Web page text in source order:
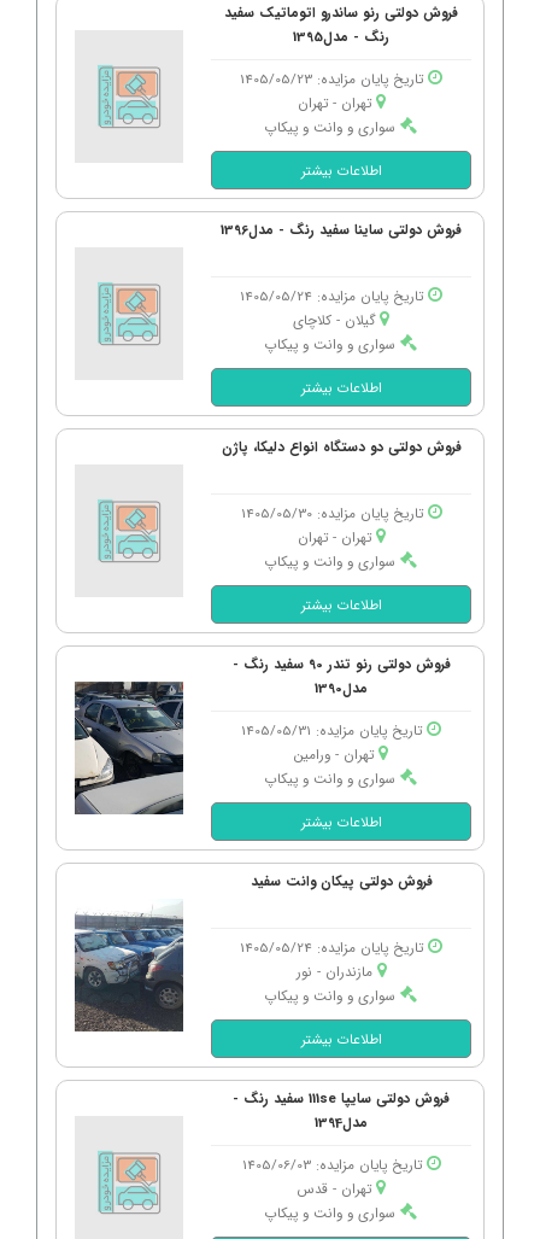
فروش دولتی رنو ساندرو اتوماتیک سفید
رنگ - مدل1395
تاریخ پایان مزایده: 1405/05/23
تهران - تهران
سواری و وانت و پیکاپ
اطلاعات بیشتر
فروش دولتی ساینا سفید رنگ - مدل1396
تاریخ پایان مزایده: 1405/05/24
گیلان - كلاچای
سواری و وانت و پیکاپ
اطلاعات بیشتر
فروش دولتی دو دستگاه انواع دلیکا، پاژن
تاریخ پایان مزایده: 1405/05/30
تهران - تهران
سواری و وانت و پیکاپ
اطلاعات بیشتر
فروش دولتی رنو تندر 90 سفید رنگ -
مدل1390
تاریخ پایان مزایده: 1405/05/31
تهران - ورامین
سواری و وانت و پیکاپ
اطلاعات بیشتر
فروش دولتی پیکان وانت سفید
تاریخ پایان مزایده: 1405/05/24
مازندران - نور
سواری و وانت و پیکاپ
اطلاعات بیشتر
فروش دولتی سایپا 111se سفید رنگ -
مدل1394
تاریخ پایان مزایده: 1405/06/03
تهران - قدس
سواری و وانت و پیکاپ